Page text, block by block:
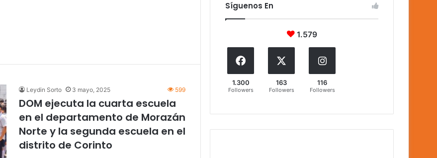
Leydin Sorto 3 mayo, 2025 599
DOM ejecuta la cuarta escuela
en el departamento de Morazán
Norte y la segunda escuela en el
distrito de Corinto
Síguenos En
1.579
1.300
Followers
163
Followers
116
Followers